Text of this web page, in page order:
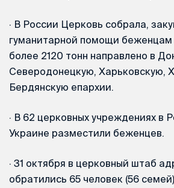
· В России Церковь собрала,
гуманитарной помощи
более 2120 тонн направлено в
Северодонецкую, Харьковскую,
Бердянскую епархии.
· В 62 церковных учреждениях в
Украине разместили беженцев.
· 31 октября в церковный штаб
обратились 65 человек (56